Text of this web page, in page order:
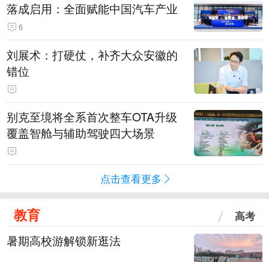
落成启用：全面赋能中国汽车产业
6
刘展术：打硬仗，补齐大众安徽的
错位
别克至境将全系首次整车OTA升级
覆盖智舱与辅助驾驶四大场景
点击查看更多
教育 高考
暑期高校游解锁新逛法